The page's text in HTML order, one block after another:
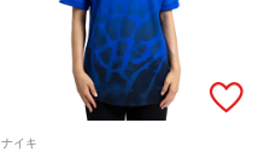
ナイキ